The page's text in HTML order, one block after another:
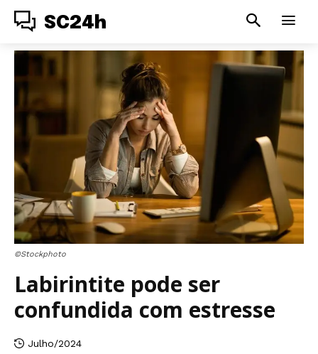
SC24h
©Stockphoto
Labirintite pode ser
confundida com estresse
Julho/2024